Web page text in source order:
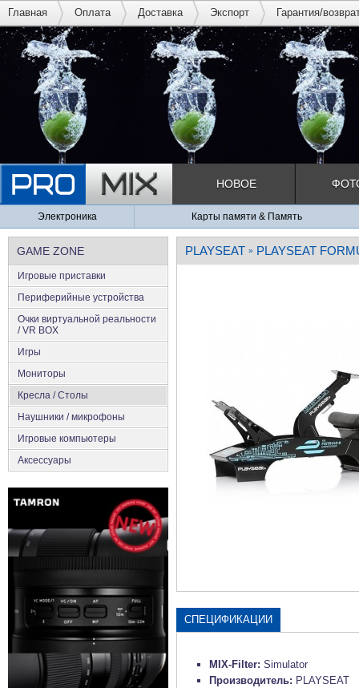
Главная Оплата Доставка Экспорт Гарантия/
НОВОЕ
Электроника Карты памяти & Память
GAME ZONE
Игровые приставки
Периферийные устройства
Очки виртуальной реальности
/ VR BOX
Игры
Мониторы
Кресла / Столы
Наушники / микрофоны
Игровые компьютеры
Аксесcуары
PLAYSEAT » PLAYSEAT
СПЕЦИФИКАЦИИ
MIX-Filter: Simulator
Производитель: PLAYSEAT